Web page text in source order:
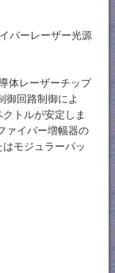
バーレーザー光源
体レーザーチップ
御回路制御によ
トルが安定しま
ァイバー増幅器の
モジュラーパッ